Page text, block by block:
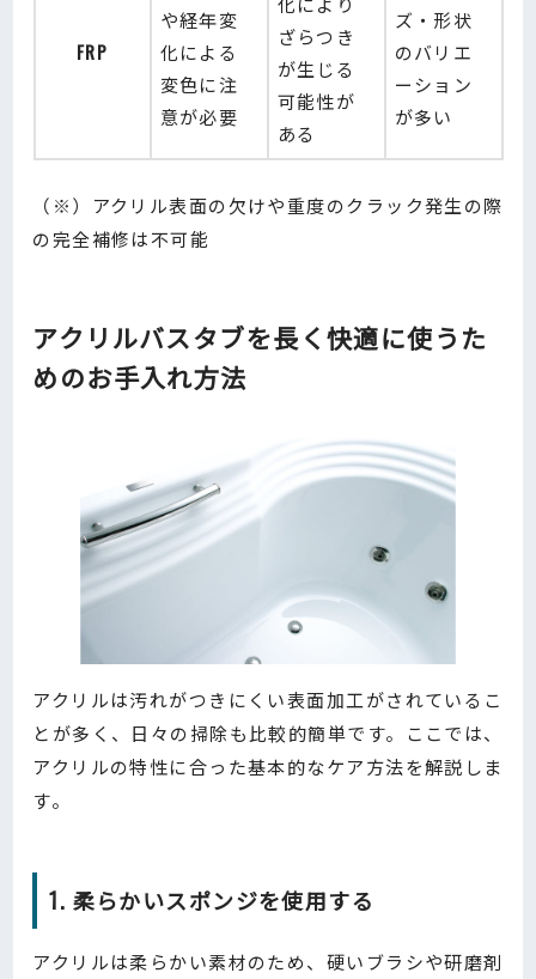
FRP
や経年変
化による
変色に注
意が必要
ざらつき
が生じる
可能性が
ある
ズ・形状
のバリエ
ーション
が多い
（※）アクリル表面の欠けや重度のクラック発生の際
の完全補修は不可能
アクリルバスタブを長く快適に使うた
めのお手入れ方法
アクリルは汚れがつきにくい表面加工がされているこ
とが多く、日々の掃除も比較的簡単です。ここでは、
アクリルの特性に合った基本的なケア方法を解説しま
す。
1. 柔らかいスポンジを使用する
アクリルは柔らかい素材のため、硬いブラシや研磨剤